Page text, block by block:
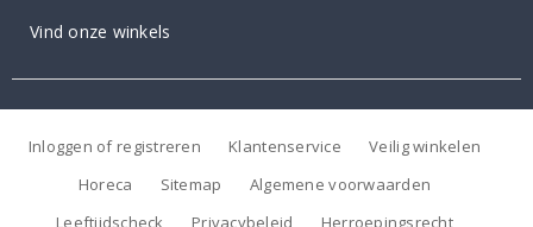
Vind onze winkels
Inloggen of registreren Klantenservice
Veilig winkelen
Horeca
Sitemap
Algemene voorwaarden
Leeftijdscheck
Privacybeleid Herroepingsrecht